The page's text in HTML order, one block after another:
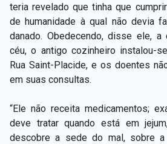
teria revelado que tinha que
de humanidade à qual não devia
danado. Obedecendo, disse ele,
céu, o antigo cozinheiro instalou-
Rua Saint-Placide, e os doentes
em suas consultas.
“Ele não receita medicamentos;
deve tratar quando está em
descobre a sede do mal, sobre